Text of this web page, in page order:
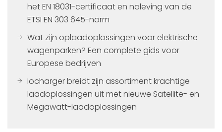
het EN 18031-certificaat en naleving van de
ETSI EN 303 645-norm
Wat zijn oplaadoplossingen voor elektrische
wagenparken? Een complete gids voor
Europese bedrijven
Iocharger breidt zijn assortiment krachtige
laadoplossingen uit met nieuwe Satellite- en
Megawatt-laadoplossingen